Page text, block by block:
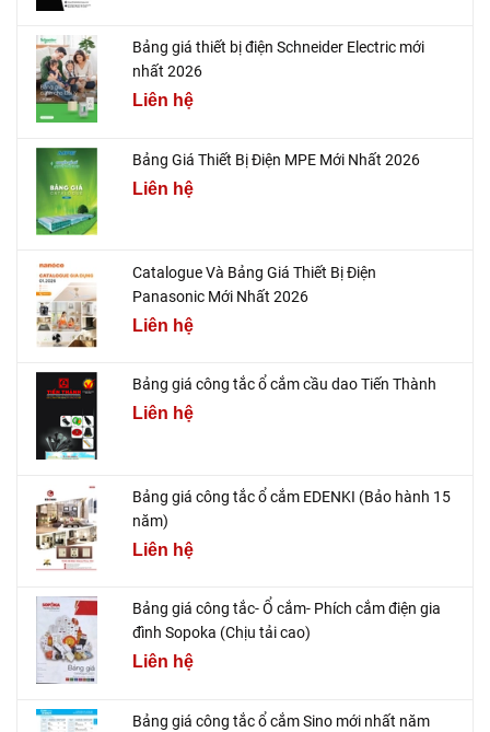
Bảng giá thiết bị điện Schneider Electric mới
nhất 2026
Liên hệ
Bảng Giá Thiết Bị Điện MPE Mới Nhất 2026
Liên hệ
Catalogue Và Bảng Giá Thiết Bị Điện
Panasonic Mới Nhất 2026
Liên hệ
Bảng giá công tắc ổ cắm cầu dao Tiến Thành
Liên hệ
Bảng giá công tắc ổ cắm EDENKI (Bảo hành 15
năm)
Liên hệ
Bảng giá công tắc- Ổ cắm- Phích cắm điện gia
đình Sopoka (Chịu tải cao)
Liên hệ
Bảng giá công tắc ổ cắm Sino mới nhất năm